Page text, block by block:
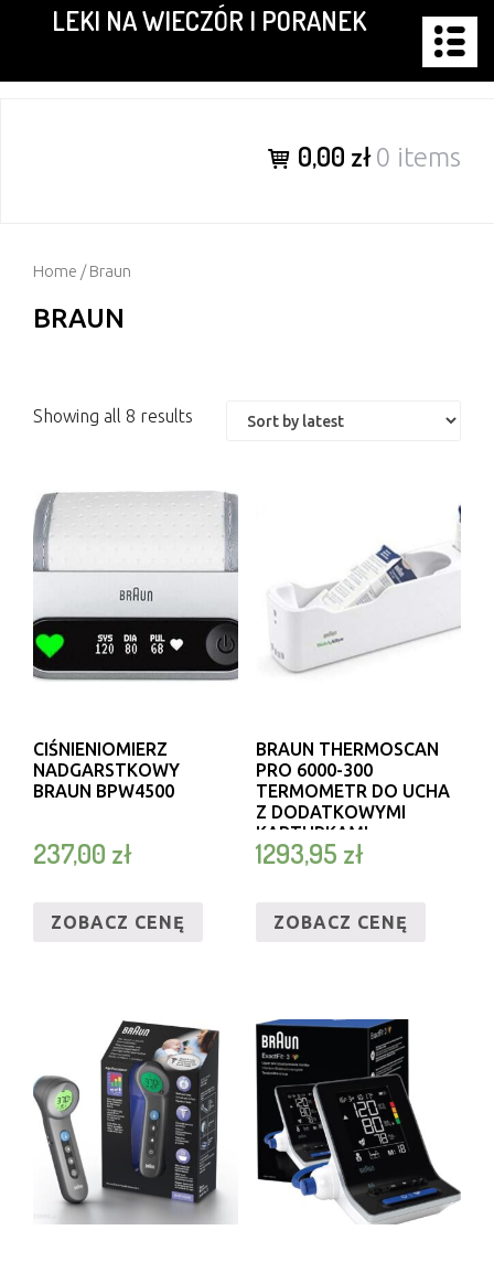
content
LEKI NA WIECZÓR I PORANEK
0,00 zł0 items
Home / Braun
BRAUN
Showing all 8 results
CIŚNIENIOMIERZ
NADGARSTKOWY
BRAUN BPW4500
237,00 zł
ZOBACZ CENĘ
BRAUN THERMOSCAN
PRO 6000-300
TERMOMETR DO UCHA
Z DODATKOWYMI
KAPTURKAMI
1293,95 zł
ZOBACZ CENĘ